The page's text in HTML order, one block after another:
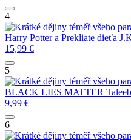
4
Harry Potter a Prekliate dieťa
15,99 €
5
BLACK LIES MATTER
9,99 €
6